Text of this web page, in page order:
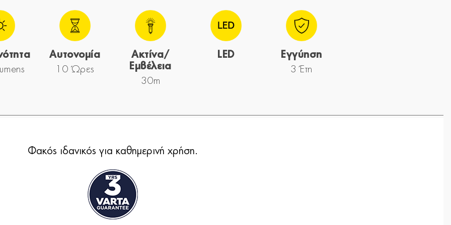
Αυτονομία
10 Ώρες
Ακτίνα/
Εμβέλεια
30m
LED
Εγγύηση
3 Έτη
Φακός ιδανικός για καθημερινή χρήση.